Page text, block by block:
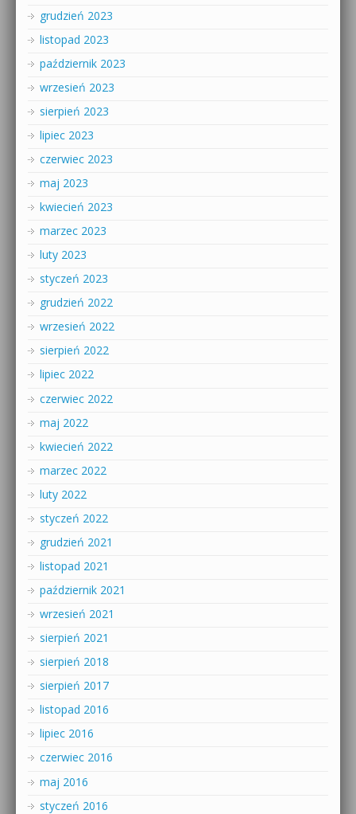
grudzień 2023
listopad 2023
październik 2023
wrzesień 2023
sierpień 2023
lipiec 2023
czerwiec 2023
maj 2023
kwiecień 2023
marzec 2023
luty 2023
styczeń 2023
grudzień 2022
wrzesień 2022
sierpień 2022
lipiec 2022
czerwiec 2022
maj 2022
kwiecień 2022
marzec 2022
luty 2022
styczeń 2022
grudzień 2021
listopad 2021
październik 2021
wrzesień 2021
sierpień 2021
sierpień 2018
sierpień 2017
listopad 2016
lipiec 2016
czerwiec 2016
maj 2016
styczeń 2016